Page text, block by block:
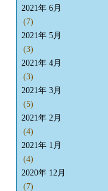
2021年 6月
(7)
2021年 5月
(3)
2021年 4月
(3)
2021年 3月
(5)
2021年 2月
(4)
2021年 1月
(4)
2020年 12月
(7)